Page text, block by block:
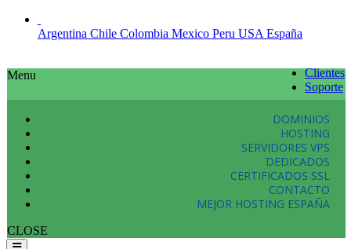
Argentina Chile Colombia Mexico Peru USA España
Clientes
Soporte
Menu
DOMINIOS
HOSTING
SERVIDORES VPS
DEDICADOS
CERTIFICADOS SSL
CONTACTO
MEJOR HOSTING ESPAÑA
CLOSE